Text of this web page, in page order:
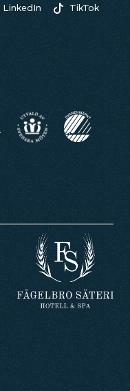
LinkedIn TikTok